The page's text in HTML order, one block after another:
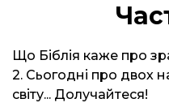
Що Біблія каже про
2. Сьогодні про двох
світу... Долучайтеся!